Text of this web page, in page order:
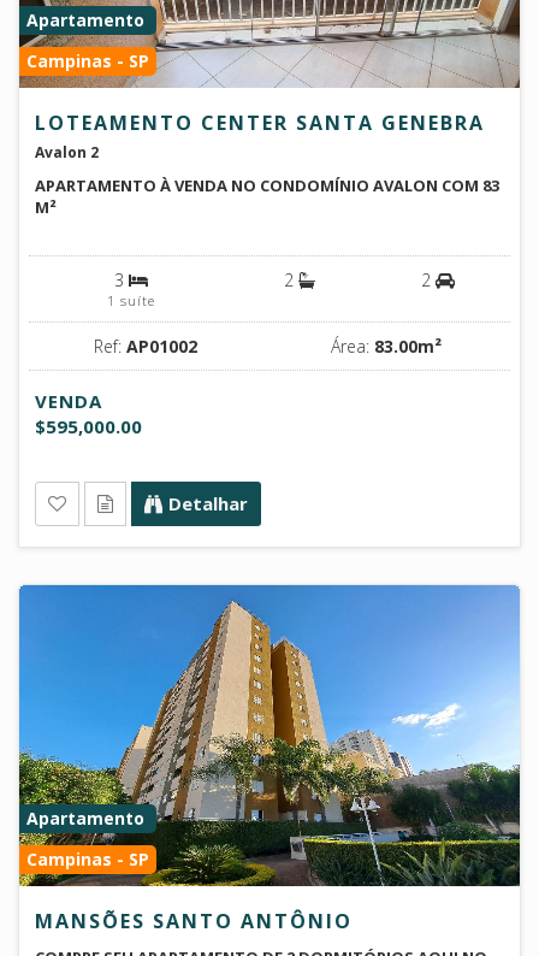
Apartamento
Campinas - SP
LOTEAMENTO CENTER SANTA GENEBRA
Avalon 2
APARTAMENTO À VENDA NO CONDOMÍNIO AVALON COM 83
M²
3
1 suíte
2 2
Ref: AP01002 Área: 83.00m²
VENDA
$595,000.00
Detalhar
Apartamento
Campinas - SP
MANSÕES SANTO ANTÔNIO